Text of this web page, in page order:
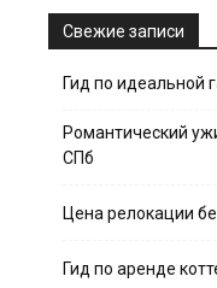
Свежие записи
Гид по идеальной
Романтический
СПб
Цена релокации
Гид по аренде